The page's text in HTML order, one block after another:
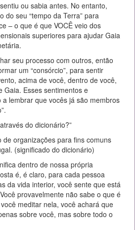
ou sabia antes. No entanto,
do seu “tempo da Terra” para
– o que é que VOCÊ veio dos
superiores para ajudar Gaia
seu processo com outros, então
um “consórcio”, para sentir
acima de você, dentro de você,
Gaia. Esses sentimentos e
lembrar que vocês já são membros
do dicionário?”
de organizações para fins comuns
(significado do dicionário)
dentro de nossa própria
é, é claro, para cada pessoa
da vida interior, você sente que está
provavelmente não sabe o que é
meditar nela, você achará que
sobre você, mas sobre todo o